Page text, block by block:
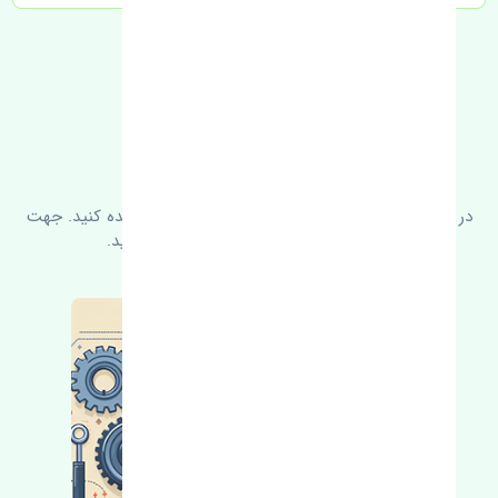
در زیر می‌توانید سوالات بیشتر پرسیده شده را مشاهده کنید. جهت
کسب اطلاعات بیشتر با ما در ارتباط باشید.